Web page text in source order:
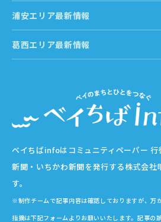
ベイちばinfoはコミュニティペーパー
新聞・いちかわ新聞を発行する株式会社
す。
※制作チームで記事内容は確認しておりますが、万
指摘は下記フォームよりお願いいたします。記事の
浦安エリア最新情報
葛西エリア最新情報